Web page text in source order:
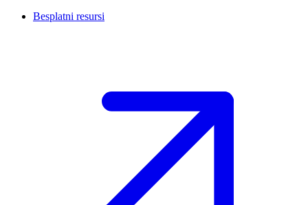
Besplatni resursi